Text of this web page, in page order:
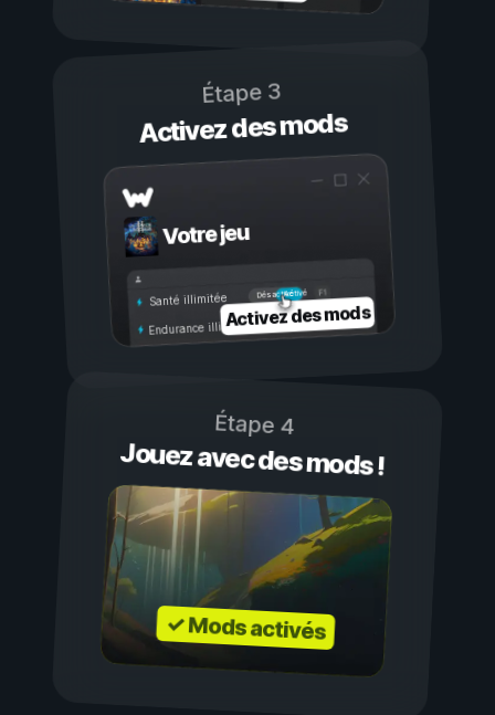
Étape 3
Activez des mods
Votre jeu
Activé
Désactivé
Santé illimitée
Endurance illimitéeActivez des mods
Étape 4
Jouez avec des mods !
✓ Mods activés